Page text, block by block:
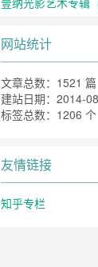
网站统计
文章总数：1521 篇
建站日期：2014-
标签总数：1206 个
友情链接
知乎专栏